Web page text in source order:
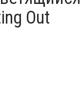
Out